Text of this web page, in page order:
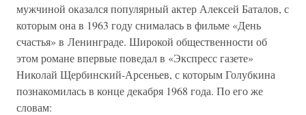
мужчиной оказался популярный актер Алексей Баталов, с
которым она в 1963 году снималась в фильме «День
счастья» в Ленинграде. Широкой общественности об
этом романе впервые поведал в «Экспресс газете»
Николай Щербинский-Арсеньев, с которым Голубкина
познакомилась в конце декабря 1968 года. По его же
словам: